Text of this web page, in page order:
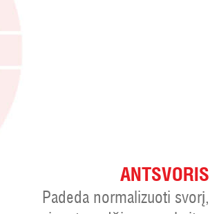
ANTSVORIS
Padeda normalizuoti svorį,